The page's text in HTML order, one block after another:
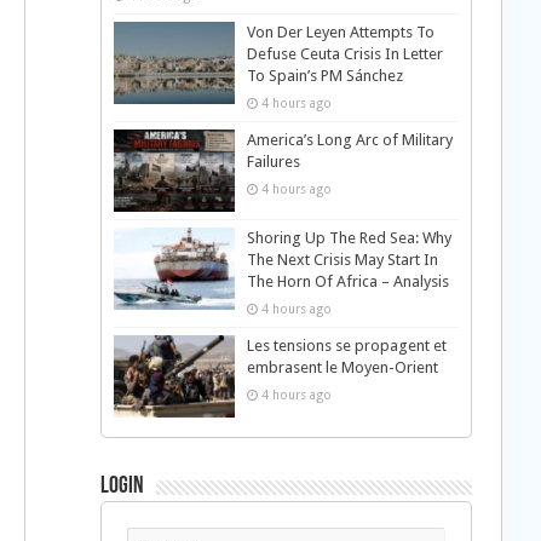
Von Der Leyen Attempts To
Defuse Ceuta Crisis In Letter
To Spain’s PM Sánchez
4 hours ago
America’s Long Arc of Military
Failures
4 hours ago
Shoring Up The Red Sea: Why
The Next Crisis May Start In
The Horn Of Africa – Analysis
4 hours ago
Les tensions se propagent et
embrasent le Moyen-Orient
4 hours ago
Login